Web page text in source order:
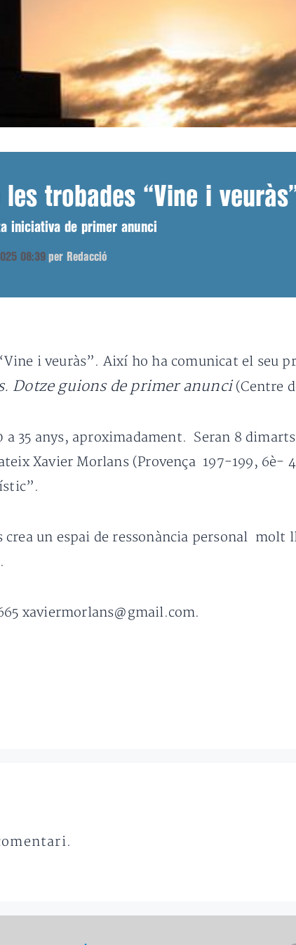
trobades “Vine i
iniciativa de primer anunci
08:39 per Redacció
i veuràs”. Així ho ha comunicat el seu
Dotze guions de primer anunci (Centre
a 35 anys, aproximadament. Seran 8
Xavier Morlans (Provença 197-199, 6è-
crea un espai de ressonància personal
xaviermorlans@gmail.com.